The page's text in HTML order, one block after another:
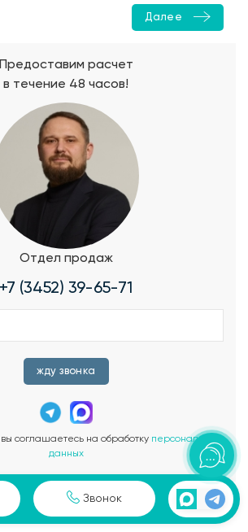
Звонок
Далее
Предоставим расчет
в течение 48 часов!
Отдел продаж
+7 (3452) 39-65-71
жду звонка
соглашаетесь на обработку персональных
данных